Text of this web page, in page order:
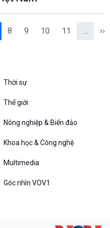
8 9 10 11 … ››
Thời sự
Thế giới
Nông nghiệp & Biển đảo
Khoa học & Công nghệ
Multimedia
Góc nhìn VOV1